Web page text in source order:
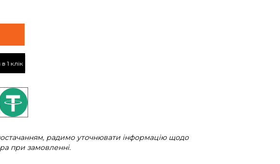
1 клік
радимо уточнювати інформацію щодо
при замовленні.